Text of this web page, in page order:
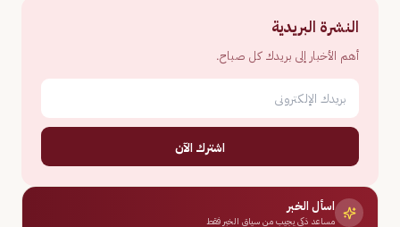
النشرة البريدية
أهم الأخبار إلى بريدك كل صباح.
اشترك الآن
اسأل الخبر
مساعد ذكي يجيب من سياق الخبر فقط